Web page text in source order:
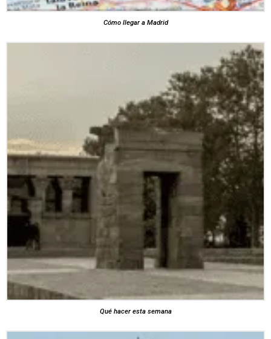
Cómo llegar a Madrid
Qué hacer esta semana